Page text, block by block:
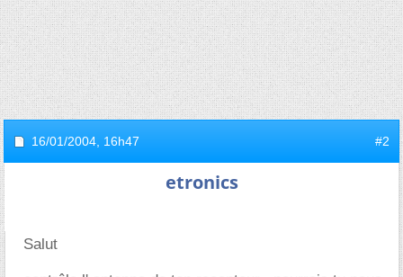
16/01/2004, 16h47 #2
etronics
Salut